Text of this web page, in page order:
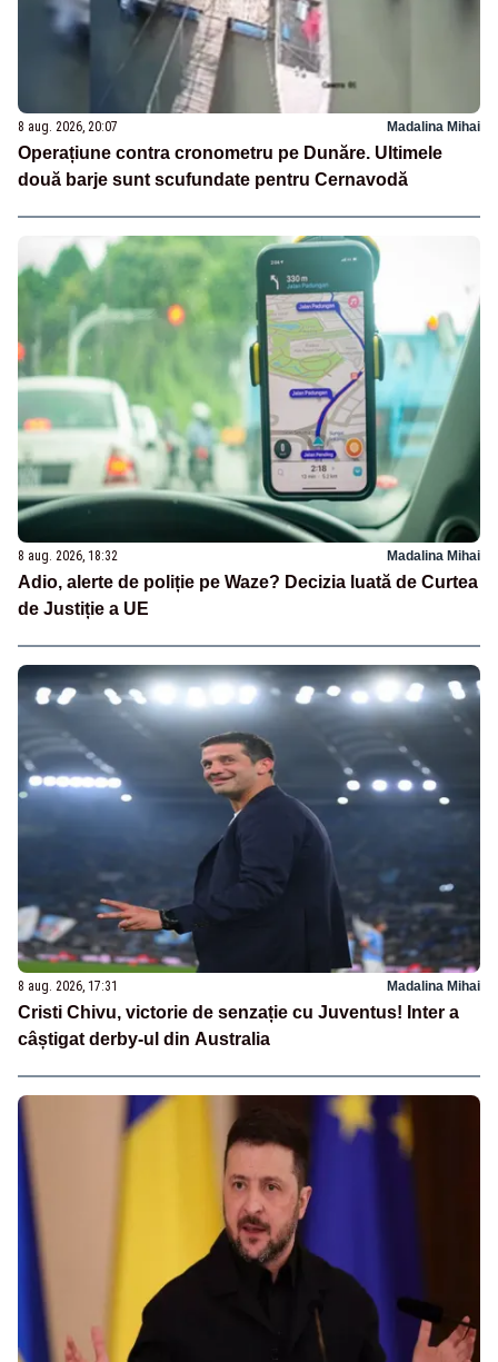
8 aug. 2026, 20:07 Madalina Mihai
Operațiune contra cronometru pe Dunăre. Ultimele
două barje sunt scufundate pentru Cernavodă
8 aug. 2026, 18:32 Madalina Mihai
Adio, alerte de poliție pe Waze? Decizia luată de Curtea
de Justiție a UE
8 aug. 2026, 17:31 Madalina Mihai
Cristi Chivu, victorie de senzație cu Juventus! Inter a
câștigat derby-ul din Australia